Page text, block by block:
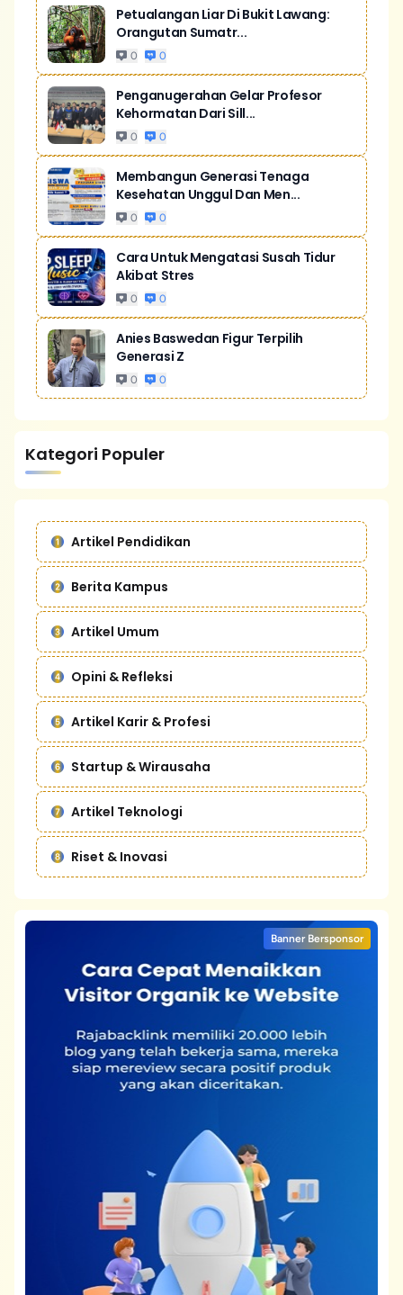
Petualangan Liar Di Bukit Lawang:
Orangutan Sumatr...
0 0
Penganugerahan Gelar Profesor
Kehormatan Dari Sill...
0 0
Membangun Generasi Tenaga
Kesehatan Unggul Dan Men...
0 0
Cara Untuk Mengatasi Susah Tidur
Akibat Stres
0 0
Anies Baswedan Figur Terpilih
Generasi Z
0 0
Kategori Populer
Artikel Pendidikan
Berita Kampus
Artikel Umum
Opini & Refleksi
Artikel Karir & Profesi
Startup & Wirausaha
Artikel Teknologi
Riset & Inovasi
Banner Bersponsor